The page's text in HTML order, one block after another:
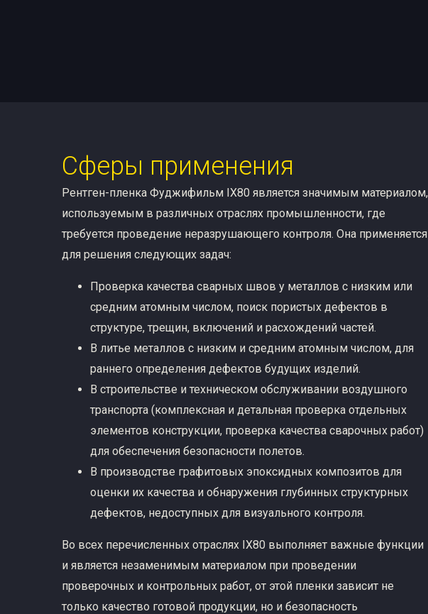
Сферы применения
Рентген-пленка Фуджифильм IX80 является значимым материалом,
используемым в различных отраслях промышленности, где
требуется проведение неразрушающего контроля. Она применяется
для решения следующих задач:
Проверка качества сварных швов у металлов с низким или
средним атомным числом, поиск пористых дефектов в
структуре, трещин, включений и расхождений частей.
В литье металлов с низким и средним атомным числом, для
раннего определения дефектов будущих изделий.
В строительстве и техническом обслуживании воздушного
транспорта (комплексная и детальная проверка отдельных
элементов конструкции, проверка качества сварочных работ)
для обеспечения безопасности полетов.
В производстве графитовых эпоксидных композитов для
оценки их качества и обнаружения глубинных структурных
дефектов, недоступных для визуального контроля.
Во всех перечисленных отраслях IX80 выполняет важные функции
и является незаменимым материалом при проведении
проверочных и контрольных работ, от этой пленки зависит не
только качество готовой продукции, но и безопасность